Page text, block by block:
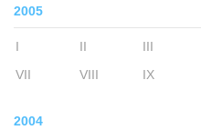
2005
I II III
VII
VIII IX
2004